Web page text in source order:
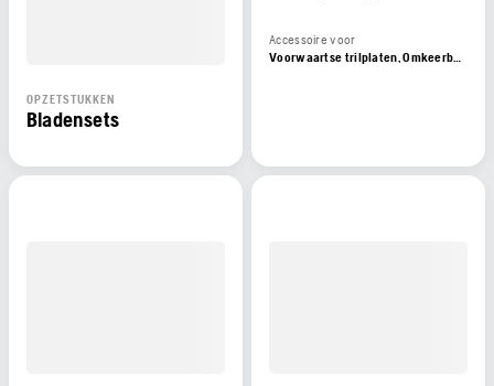
OPZETSTUKKEN
Bladensets
Accessoire voor
Voorwaartse trilplaten, Omkeerbare trilplaten